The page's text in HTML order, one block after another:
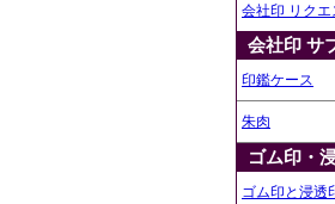
会社印 リクエ
会社印 サ
印鑑ケース
朱肉
ゴム印・
ゴム印と浸透